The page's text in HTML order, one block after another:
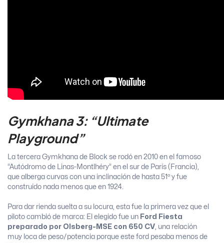
Gymkhana 3: “Ultimate
Playground”
La tercera Gymkhana de Block se rodó en 2010 en el famoso
“Autódromo de Linas-Montlhéry” en el sur de París (Francia),
que alberga curvas con una inclinación de hasta 51º y fue
construido nada menos que en 1924.
Para dar rienda suelta a su locura, esta fue la primera vez que el
piloto cambió de marca: El elegido fue un Ford Fiesta
preparado por Olsberg-MSE con 650 CV , una relación
muy loca de peso/potencia porque este ford pesaba menos de